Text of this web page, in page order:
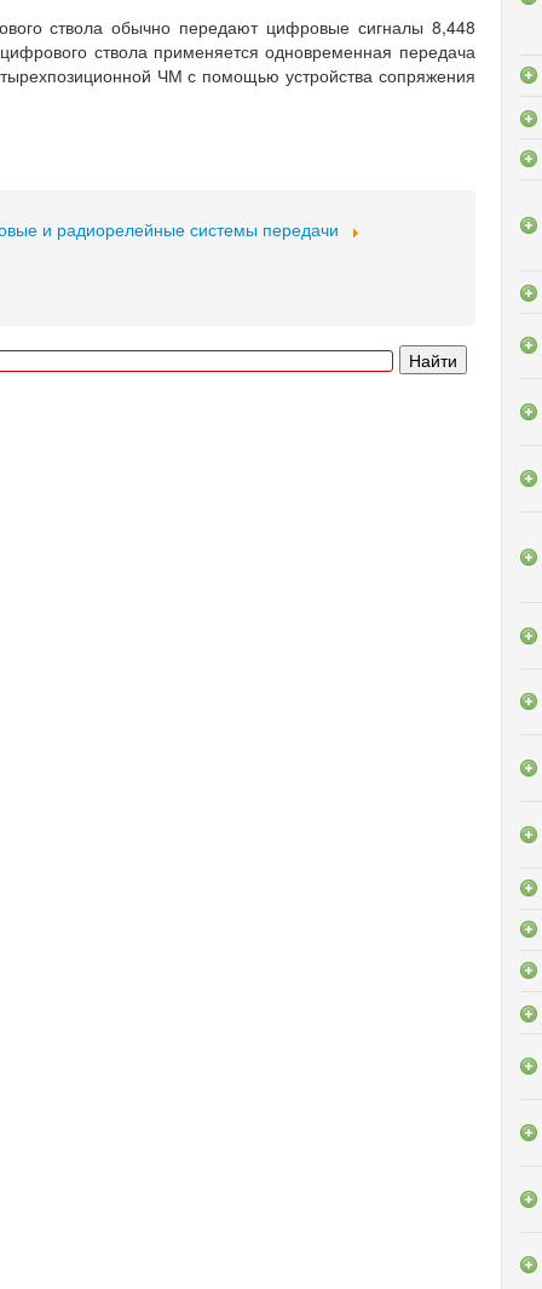
ствола обычно передают цифровые сигналы 8,448
ствола применяется одновременная передача
ЧМ с помощью устройства сопряжения
и радиорелейные системы передачи